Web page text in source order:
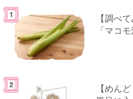
【調べ
「マコ
【めん